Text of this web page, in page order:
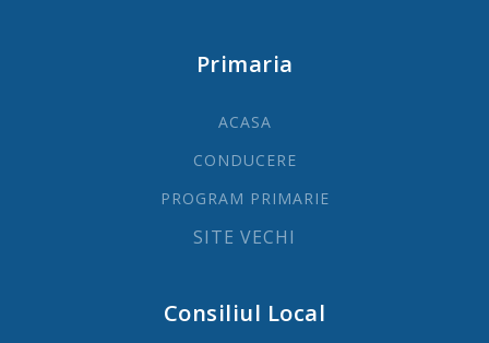
Primaria
ACASA
CONDUCERE
PROGRAM PRIMARIE
SITE VECHI
Consiliul Local